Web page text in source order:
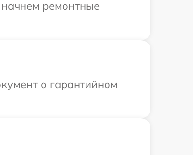
ремонтные
о гарантийном